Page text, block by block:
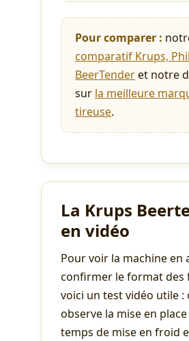
Pour comparer :
comparatif Krups,
BeerTenderet notre
sur la meilleure
tireuse.
La Krups
en vidéo
Pour voir la machine en
confirmer le format des
voici un test vidéo utile :
observe la mise en
temps de mise en froid